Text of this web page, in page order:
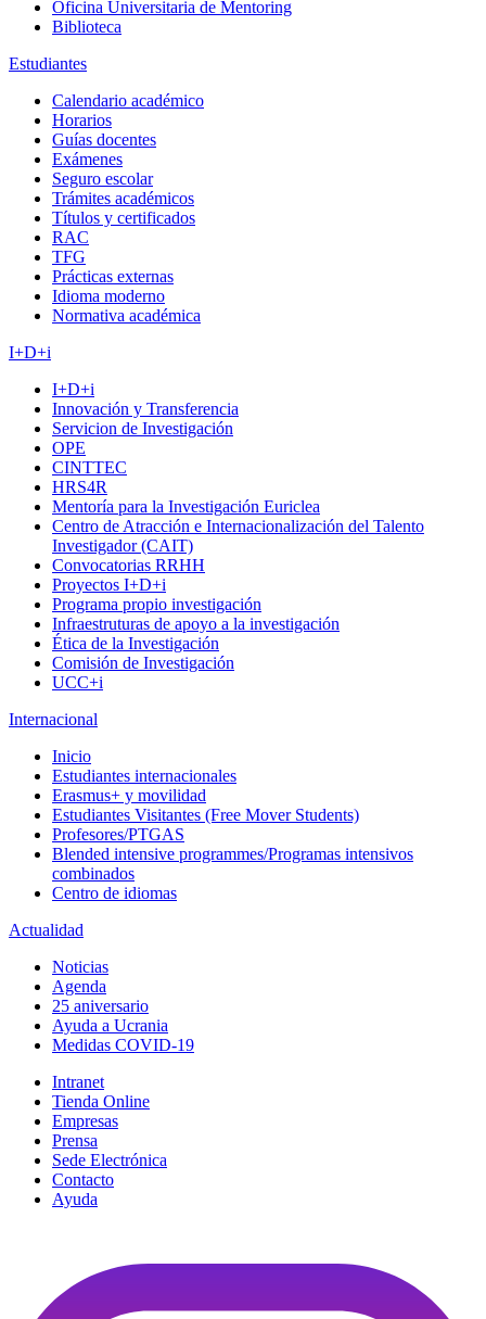
Oficina Universitaria de Mentoring
Biblioteca
Estudiantes
Calendario académico
Horarios
Guías docentes
Exámenes
Seguro escolar
Trámites académicos
Títulos y certificados
RAC
TFG
Prácticas externas
Idioma moderno
Normativa académica
I+D+i
I+D+i
Innovación y Transferencia
Servicion de Investigación
OPE
CINTTEC
HRS4R
Mentoría para la Investigación Euriclea
Centro de Atracción e Internacionalización del Talento
Investigador (CAIT)
Convocatorias RRHH
Proyectos I+D+i
Programa propio investigación
Infraestruturas de apoyo a la investigación
Ética de la Investigación
Comisión de Investigación
UCC+i
Internacional
Inicio
Estudiantes internacionales
Erasmus+ y movilidad
Estudiantes Visitantes (Free Mover Students)
Profesores/PTGAS
Blended intensive programmes/Programas intensivos
combinados
Centro de idiomas
Actualidad
Noticias
Agenda
25 aniversario
Ayuda a Ucrania
Medidas COVID-19
Intranet
Tienda Online
Empresas
Prensa
Sede Electrónica
Contacto
Ayuda